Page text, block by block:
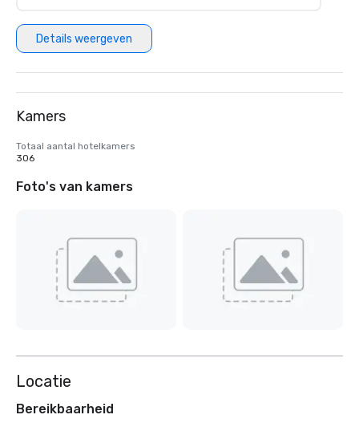
Details weergeven
Kamers
Totaal aantal hotelkamers
306
Foto's van kamers
Locatie
Bereikbaarheid